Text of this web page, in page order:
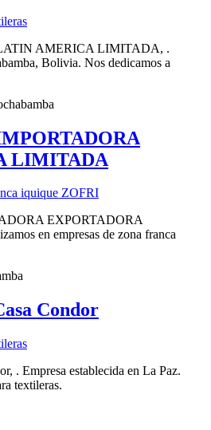
AMERICA LIMITADA, .
Bolivia. Nos dedicamos a
LIMITADA
iquique ZOFRI
EXPORTADORA
en empresas de zona franca
Condor
. Empresa establecida en La Paz.
textileras.